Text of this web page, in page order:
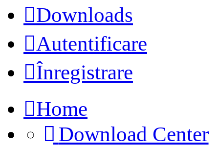
Downloads
Autentificare
Înregistrare
Home
Download Center